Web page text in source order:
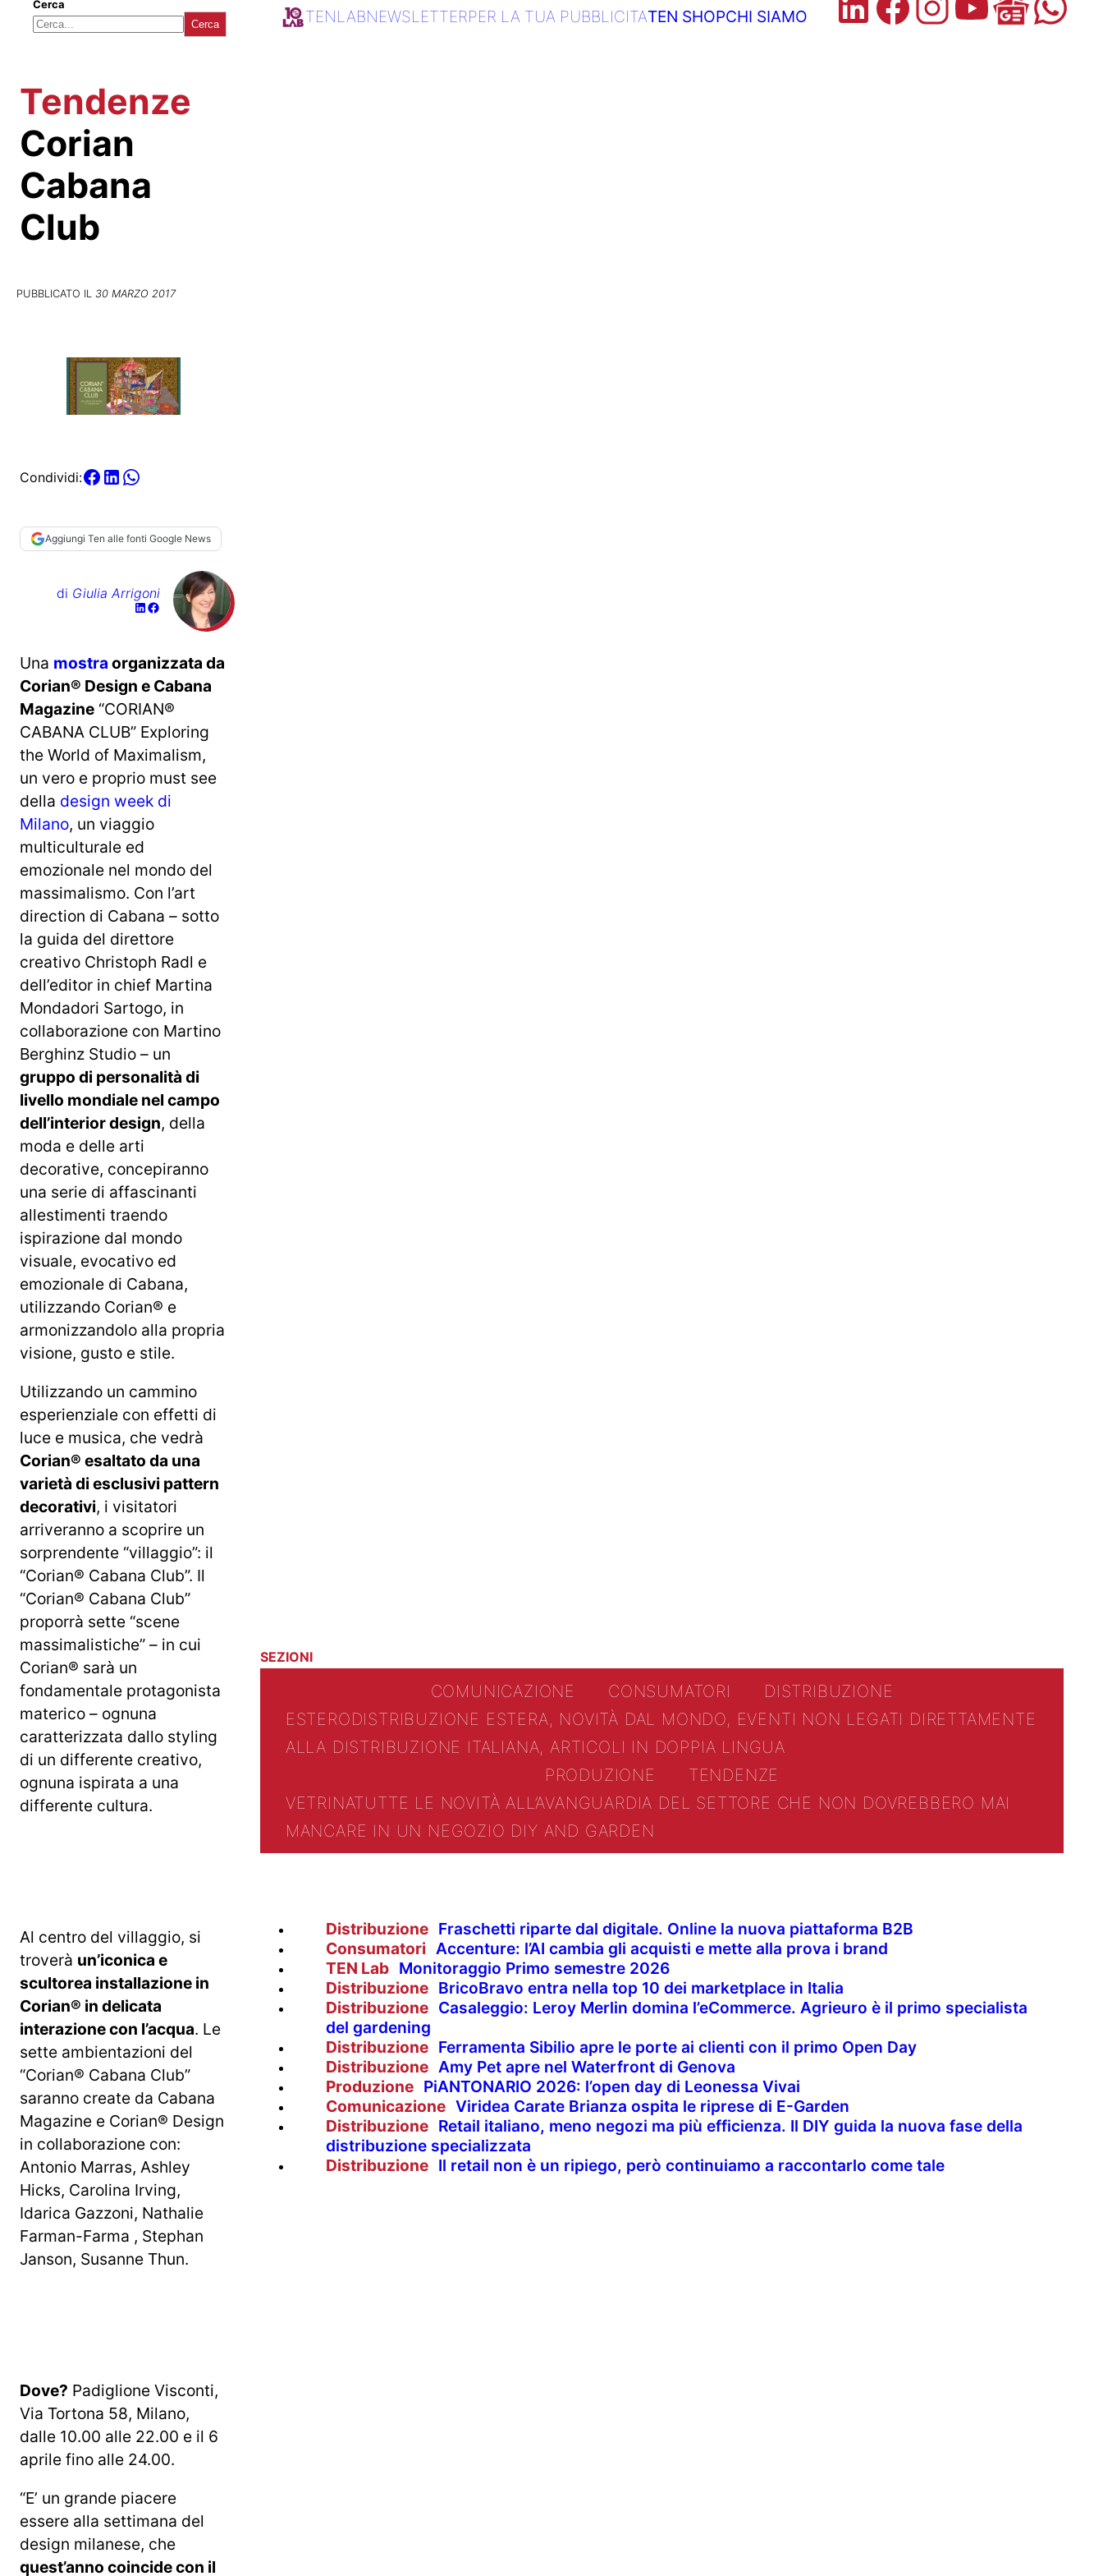
Cerca
Cerca TENLABNEWSLETTERPER LA TUA PUBBLICITATEN SHOPCHI SIAMO
Tendenze
Corian
Cabana
Club
PUBBLICATO IL 30 MARZO 2017
Condividi:
Aggiungi Ten alle fonti Google News
di Giulia Arrigoni
Una mostra organizzata da
Corian® Design e Cabana
Magazine “CORIAN®
CABANA CLUB” Exploring
the World of Maximalism,
un vero e proprio must see
della design week di
Milano, un viaggio
multiculturale ed
emozionale nel mondo del
massimalismo. Con l’art
direction di Cabana – sotto
la guida del direttore
creativo Christoph Radl e
dell’editor in chief Martina
Mondadori Sartogo, in
collaborazione con Martino
Berghinz Studio – un
gruppo di personalità di
livello mondiale nel campo
dell’interior design, della
moda e delle arti
decorative, concepiranno
una serie di affascinanti
allestimenti traendo
ispirazione dal mondo
visuale, evocativo ed
emozionale di Cabana,
utilizzando Corian® e
armonizzandolo alla propria
visione, gusto e stile.
Utilizzando un cammino
esperienziale con effetti di
luce e musica, che vedrà
Corian® esaltato da una
varietà di esclusivi pattern
decorativi, i visitatori
arriveranno a scoprire un
sorprendente “villaggio”: il
“Corian® Cabana Club”. Il
“Corian® Cabana Club”
proporrà sette “scene
massimalistiche” – in cui
Corian® sarà un
fondamentale protagonista
materico – ognuna
caratterizzata dallo styling
di un differente creativo,
ognuna ispirata a una
differente cultura.
Al centro del villaggio, si
troverà un’iconica e
scultorea installazione in
Corian® in delicata
interazione con l’acqua. Le
sette ambientazioni del
“Corian® Cabana Club”
saranno create da Cabana
Magazine e Corian® Design
in collaborazione con:
Antonio Marras, Ashley
Hicks, Carolina Irving,
Idarica Gazzoni, Nathalie
Farman-Farma , Stephan
Janson, Susanne Thun.
Dove? Padiglione Visconti,
Via Tortona 58, Milano,
dalle 10.00 alle 22.00 e il 6
aprile fino alle 24.00.
“E’ un grande piacere
essere alla settimana del
design milanese, che
quest’anno coincide con il
SEZIONI
COMUNICAZIONE CONSUMATORI
DISTRIBUZIONE
ESTERODISTRIBUZIONE ESTERA, NOVITÀ DAL MONDO, EVENTI NON LEGATI DIRETTAMENTE
ALLA DISTRIBUZIONE ITALIANA, ARTICOLI IN DOPPIA LINGUA
PRODUZIONE
TENDENZE
VETRINATUTTE LE NOVITÀ ALL’AVANGUARDIA DEL SETTORE CHE NON DOVREBBERO MAI
MANCARE IN UN NEGOZIO DIY AND GARDEN
Distribuzione Fraschetti riparte dal digitale. Online la nuova piattaforma B2B
Consumatori Accenture: l’AI cambia gli acquisti e mette alla prova i brand
TEN Lab Monitoraggio Primo semestre 2026
Distribuzione BricoBravo entra nella top 10 dei marketplace in Italia
Distribuzione Casaleggio: Leroy Merlin domina l’eCommerce. Agrieuro è il primo specialista
del gardening
Distribuzione Ferramenta Sibilio apre le porte ai clienti con il primo Open Day
Distribuzione Amy Pet apre nel Waterfront di Genova
Produzione PiANTONARIO 2026: l’open day di Leonessa Vivai
Comunicazione Viridea Carate Brianza ospita le riprese di E-Garden
Distribuzione Retail italiano, meno negozi ma più efficienza. Il DIY guida la nuova fase della
distribuzione specializzata
Distribuzione Il retail non è un ripiego, però continuiamo a raccontarlo come tale